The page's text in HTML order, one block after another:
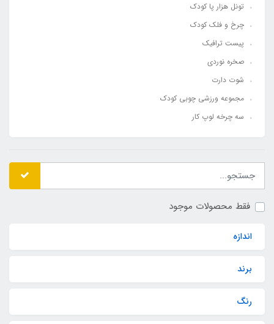
تونل هزار پا کودک
چرخ و فلک کودک
پیست ترافیک
صخره نوردی
شوت دارت
مجموعه ورزشی چوبی کودک
سه چرخه لوپ کار
فقط محصولات موجود
اندازه
برند
رنگ